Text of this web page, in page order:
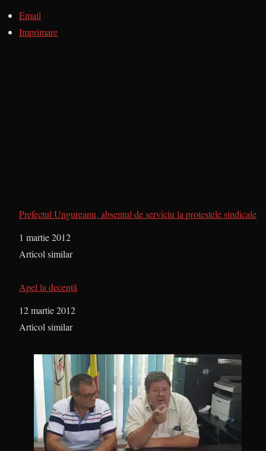
Email
Imprimare
Prefectul Ungureanu, absentul de serviciu la protestele sindicale
Dată
1 martie 2012
În legătură cu
Articol similar
Apel la decenţă
Dată
12 martie 2012
În legătură cu
Articol similar